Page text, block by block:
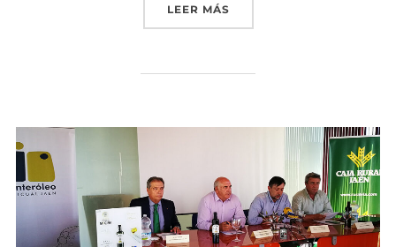
LEER MÁS«GRUPO INTERÓLEO